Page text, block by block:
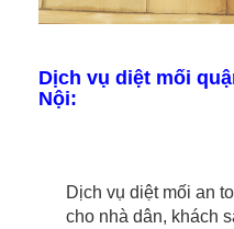
Dịch vụ diệt mối
Nội:
Dịch vụ diệt mối an
cho nhà dân, khách